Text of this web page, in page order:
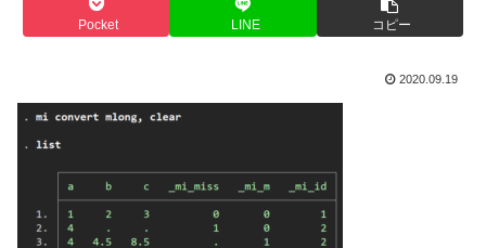
Pocket LINE コピー
2020.09.19